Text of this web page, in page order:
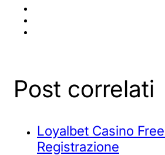
Post correlati
Loyalbet Casino
Registrazione